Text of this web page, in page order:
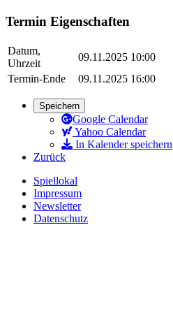
Termin Eigenschaften
Datum,
Uhrzeit
09.11.2025 10:00
Termin-Ende
09.11.2025 16:00
Speichern
Google Calendar
Yahoo Calendar
In Kalender speichern
Zurück
Spiellokal
Impressum
Newsletter
Datenschutz